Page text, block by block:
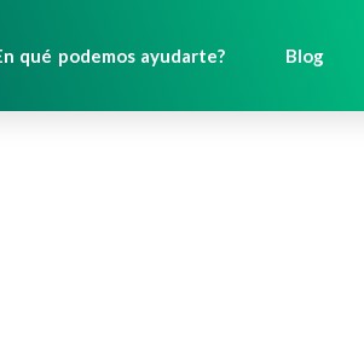
qué podemos ayudarte? Blog